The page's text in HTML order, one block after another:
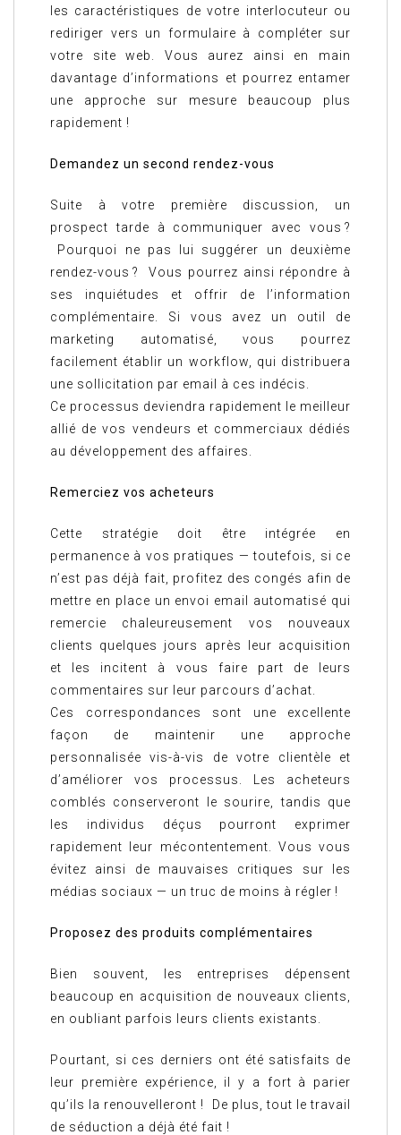
les caractéristiques de votre interlocuteur ou
rediriger vers un formulaire à compléter sur
votre site web. Vous aurez ainsi en main
davantage d’informations et pourrez entamer
une approche sur mesure beaucoup plus
rapidement !
Demandez un second rendez-vous
Suite à votre première discussion, un
prospect tarde à communiquer avec vous ?
Pourquoi ne pas lui suggérer un deuxième
rendez-vous ? Vous pourrez ainsi répondre à
ses inquiétudes et offrir de l’information
complémentaire. Si vous avez un outil de
marketing automatisé, vous pourrez
facilement établir un workflow, qui distribuera
une sollicitation par email à ces indécis.
Ce processus deviendra rapidement le meilleur
allié de vos vendeurs et commerciaux dédiés
au développement des affaires.
Remerciez vos acheteurs
Cette stratégie doit être intégrée en
permanence à vos pratiques — toutefois, si ce
n’est pas déjà fait, profitez des congés afin de
mettre en place un envoi email automatisé qui
remercie chaleureusement vos nouveaux
clients quelques jours après leur acquisition
et les incitent à vous faire part de leurs
commentaires sur leur parcours d’achat.
Ces correspondances sont une excellente
façon de maintenir une approche
personnalisée vis-à-vis de votre clientèle et
d’améliorer vos processus. Les acheteurs
comblés conserveront le sourire, tandis que
les individus déçus pourront exprimer
rapidement leur mécontentement. Vous vous
évitez ainsi de mauvaises critiques sur les
médias sociaux — un truc de moins à régler !
Proposez des produits complémentaires
Bien souvent, les entreprises dépensent
beaucoup en acquisition de nouveaux clients,
en oubliant parfois leurs clients existants.
Pourtant, si ces derniers ont été satisfaits de
leur première expérience, il y a fort à parier
qu’ils la renouvelleront ! De plus, tout le travail
de séduction a déjà été fait !